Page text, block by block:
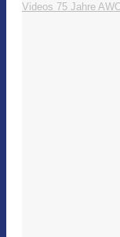
Videos 75 Jahre